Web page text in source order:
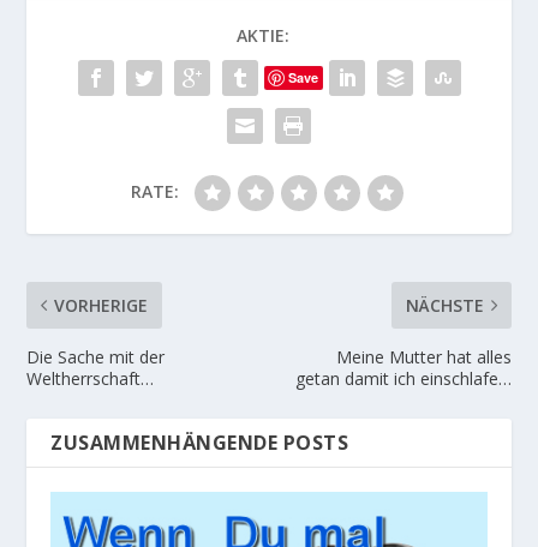
AKTIE:
Save
RATE:
VORHERIGE
Die Sache mit der
Weltherrschaft…
NÄCHSTE
Meine Mutter hat alles
getan damit ich einschlafe…
ZUSAMMENHÄNGENDE POSTS